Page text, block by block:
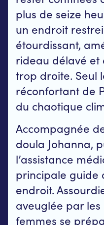
plus de seize
un endroit
étourdissant,
rideau délavé et
trop droite. Seul
réconfortant de
du chaotique
Accompagnée
doula Johanna,
l’assistance
principale guide
endroit.
aveuglée par les
femmes se